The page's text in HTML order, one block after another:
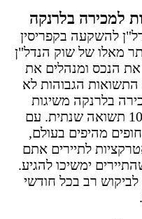
למכירה בלרנקה
להשקעה בקפריסין
מאלו של שוק הנדל"ן
את הנכס ומנהלים את
התשואות הגבוהות לא
בלרנקה משיגות
במתחמים של דיור יוקרה 10% תשואה שנתית. עם
מהיפים בעולם,
לתיירים אתם
ימשיכו להגיע.
לביקוש רב בכל חודשי